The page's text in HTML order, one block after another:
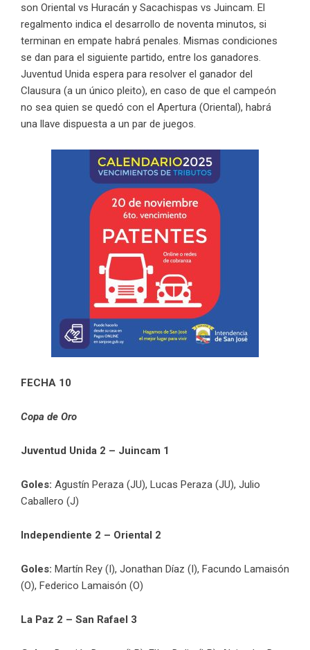
son Oriental vs Huracán y Sacachispas vs Juincam. El
regalmento indica el desarrollo de noventa minutos, si
terminan en empate habrá penales. Mismas condiciones
se dan para el siguiente partido, entre los ganadores.
Juventud Unida espera para resolver el ganador del
Clausura (a un único pleito), en caso de que el campeón
no sea quien se quedó con el Apertura (Oriental), habrá
una llave dispuesta a un par de juegos.
FECHA 10
Copa de Oro
Juventud Unida 2 – Juincam 1
Goles: Agustín Peraza (JU), Lucas Peraza (JU), Julio
Caballero (J)
Independiente 2 – Oriental 2
Goles: Martín Rey (I), Jonathan Díaz (I), Facundo Lamaisón
(O), Federico Lamaisón (O)
La Paz 2 – San Rafael 3